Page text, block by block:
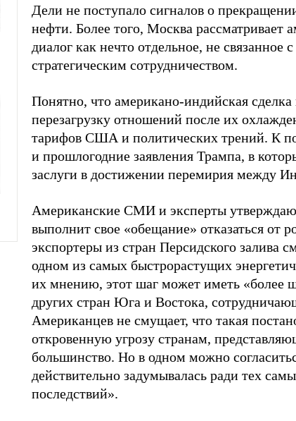
Дели не поступало сигналов о
нефти. Более того, Москва рассматривает
диалог как нечто отдельное, не связанное
стратегическим сотрудничеством.
Понятно, что американо-индийская
перезагрузку отношений после их
тарифов США и политических трений. К
и прошлогодние заявления Трампа, в
заслуги в достижении перемирия между
Американские СМИ и эксперты
выполнит свое «обещание» отказаться от
экспортеры из стран Персидского залива
одном из самых быстрорастущих
их мнению, этот шаг может иметь «более
других стран Юга и Востока,
Американцев не смущает, что такая
откровенную угрозу странам,
большинство. Но в одном можно
действительно задумывалась ради тех
последствий».